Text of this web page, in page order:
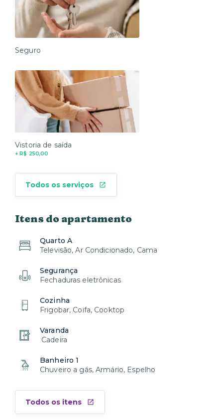
Seguro
Vistoria de saída
+ R$ 250,00
Todos os serviços
Itens do apartamento
Quarto A
Televisão, Ar Condicionado, Cama
Segurança
Fechaduras eletrônicas
Cozinha
Frigobar, Coifa, Cooktop
Varanda
Cadeira
Banheiro 1
Chuveiro a gás, Armário, Espelho
Todos os itens